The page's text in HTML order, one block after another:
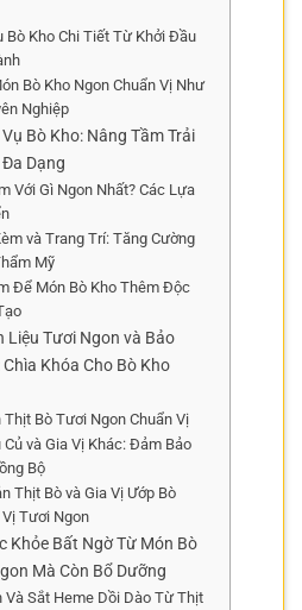
Bò Kho Chi Tiết Từ Khởi Đầu
Bò Kho Ngon Chuẩn Vị Như
Nghiệp
Bò Kho: Nâng Tầm Trải
Dạng
Với Gì Ngon Nhất? Các Lựa
và Trang Trí: Tăng Cường
Mỹ
Để Món Bò Kho Thêm Độc
Liệu Tươi Ngon và Bảo
Khóa Cho Bò Kho
Thịt Bò Tươi Ngon Chuẩn Vị
Củ và Gia Vị Khác: Đảm Bảo
Bộ
Thịt Bò và Gia Vị Ướp Bò
Tươi Ngon
Khỏe Bất Ngờ Từ Món Bò
Mà Còn Bổ Dưỡng
Và Sắt Heme Dồi Dào Từ Thịt